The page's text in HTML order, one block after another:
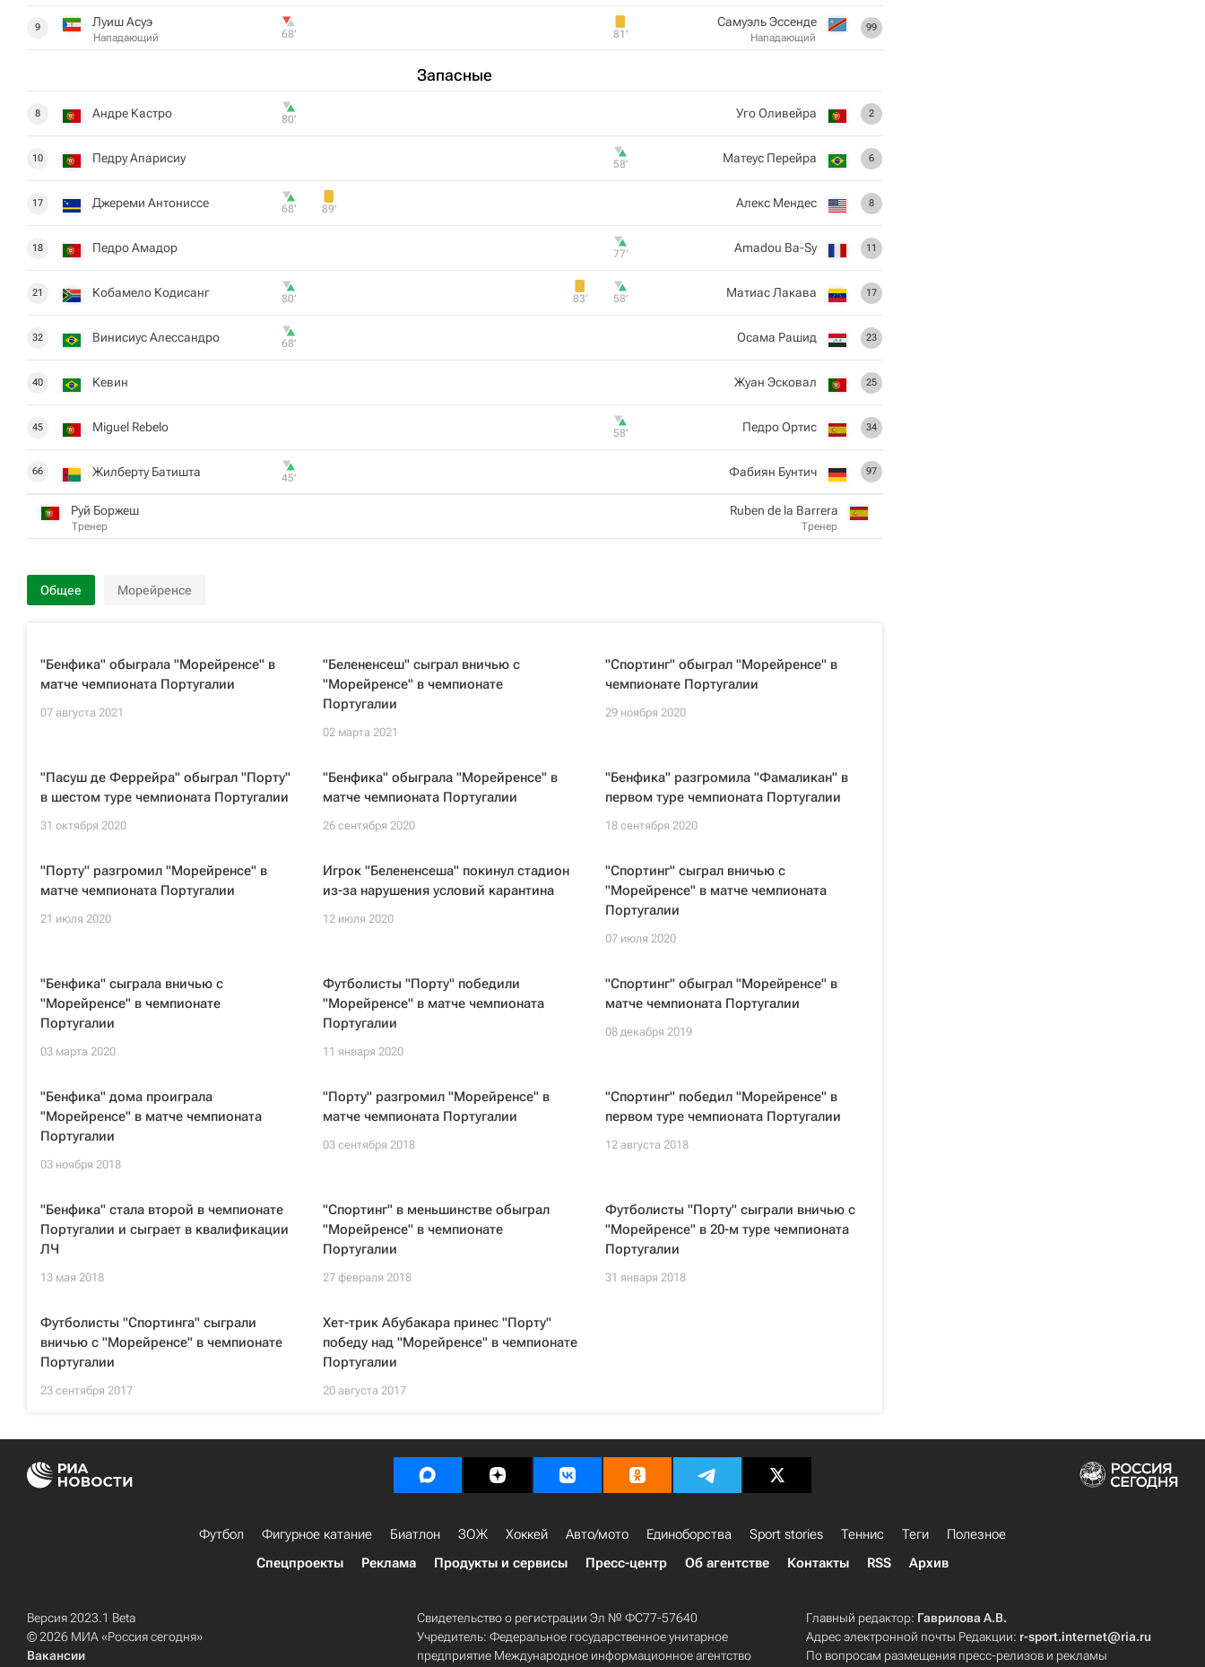
9 Луиш Асуэ
Нападающий 68‎’‎
Запасные
8 Андре Кастро 80‎’‎
10 Педру Апарисиу
17 Джереми Антониссе 68‎’‎ 89‎’‎
18 Педро Амадор
21 Кобамело Кодисанг 80‎’‎
32 Винисиус Алессандро 68‎’‎
40 Кевин
45 Miguel Rebelo
66 Жилберту Батишта 45‎’‎
Руй Боржеш
Тренер
99
Самуэль Эссенде
Нападающий
81‎’‎
2
Уго Оливейра
6
Матеус Перейра
58‎’‎
8
Алекс Мендес
11
Amadou Ba-Sy
77‎’‎
17
Матиас Лакава
58‎’‎
83‎’‎
23
Осама Рашид
25
Жуан Эсковал
34
Педро Ортис
58‎’‎
97
Фабиян Бунтич
Ruben de la Barrera
Тренер
Общее Морейренсе
"Бенфика" обыграла "Морейренсе" в
матче чемпионата Португалии
07 августа 2021
"Белененсеш" сыграл вничью с
"Морейренсе" в чемпионате
Португалии
02 марта 2021
"Спортинг" обыграл "Морейренсе" в
чемпионате Португалии
29 ноября 2020
"Пасуш де Феррейра" обыграл "Порту"
в шестом туре чемпионата Португалии
31 октября 2020
"Бенфика" обыграла "Морейренсе" в
матче чемпионата Португалии
26 сентября 2020
"Бенфика" разгромила "Фамаликан" в
первом туре чемпионата Португалии
18 сентября 2020
"Порту" разгромил "Морейренсе" в
матче чемпионата Португалии
21 июля 2020
Игрок "Белененсеша" покинул стадион
из-за нарушения условий карантина
12 июля 2020
"Спортинг" сыграл вничью с
"Морейренсе" в матче чемпионата
Португалии
07 июля 2020
"Бенфика" сыграла вничью с
"Морейренсе" в чемпионате
Португалии
03 марта 2020
Футболисты "Порту" победили
"Морейренсе" в матче чемпионата
Португалии
11 января 2020
"Спортинг" обыграл "Морейренсе" в
матче чемпионата Португалии
08 декабря 2019
"Бенфика" дома проиграла
"Морейренсе" в матче чемпионата
Португалии
03 ноября 2018
"Порту" разгромил "Морейренсе" в
матче чемпионата Португалии
03 сентября 2018
"Спортинг" победил "Морейренсе" в
первом туре чемпионата Португалии
12 августа 2018
"Бенфика" стала второй в чемпионате
Португалии и сыграет в квалификации
ЛЧ
13 мая 2018
"Спортинг" в меньшинстве обыграл
"Морейренсе" в чемпионате
Португалии
27 февраля 2018
Футболисты "Порту" сыграли вничью с
"Морейренсе" в 20-м туре чемпионата
Португалии
31 января 2018
Футболисты "Спортинга" сыграли
вничью с "Морейренсе" в чемпионате
Португалии
23 сентября 2017
Хет-трик Абубакара принес "Порту"
победу над "Морейренсе" в чемпионате
Португалии
20 августа 2017
Футбол Фигурное катание Биатлон ЗОЖ Хоккей Авто/мото Единоборства Sport stories Теннис Теги
Полезное
Спецпроекты
Реклама Продукты и сервисы Пресс-центр Об агентстве Контакты RSS Архив
Версия 2023.1 Beta
© 2026 МИА «Россия сегодня»
Вакансии
Свидетельство о регистрации Эл № ФС77-57640
Учредитель: Федеральное государственное унитарное
предприятие Международное информационное агентство
Главный редактор: Гаврилова А.В.
Адрес электронной почты Редакции: r-sport.internet@ria.ru
По вопросам размещения пресс-релизов и рекламы